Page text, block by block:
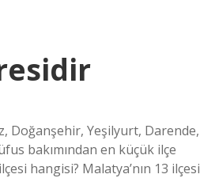
Doğanşehir, Yeşilyurt, Darende,
bakımından en küçük ilçe
hangisi? Malatya’nın 13 ilçesi